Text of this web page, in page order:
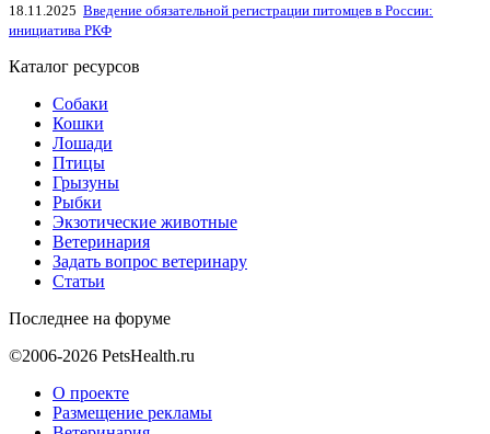
18.11.2025 Введение обязательной регистрации питомцев в России:
инициатива РКФ
Каталог ресурсов
Собаки
Кошки
Лошади
Птицы
Грызуны
Рыбки
Экзотические животные
Ветеринария
Задать вопрос ветеринару
Статьи
Последнее на форуме
©2006-2026 PetsHealth.ru
О проекте
Размещение рекламы